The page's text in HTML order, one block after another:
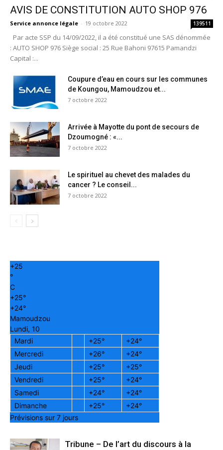
AVIS DE CONSTITUTION AUTO SHOP 976
Service annonce légale - 19 octobre 2022 139511
Par acte SSP du 14/09/2022, il a été constitué une SAS dénommée
: AUTO SHOP 976 Siège social : 25 Rue Bahoni 97615 Pamandzi
Capital :...
Coupure d’eau en cours sur les communes
de Koungou, Mamoudzou et...
7 octobre 2022
Arrivée à Mayotte du pont de secours de
Dzoumogné : «...
7 octobre 2022
Le spirituel au chevet des malades du
cancer ? Le conseil...
7 octobre 2022
+25
°
C
+25°
+24°
Mamoudzou
Lundi, 10
Mardi
+25° +24°
Mercredi
+26° +24°
Jeudi
+25° +25°
Vendredi
+25° +24°
Samedi
+24° +24°
Dimanche
+25° +24°
Prévisions sur 7 jours
Tribune – De l’art du discours à la